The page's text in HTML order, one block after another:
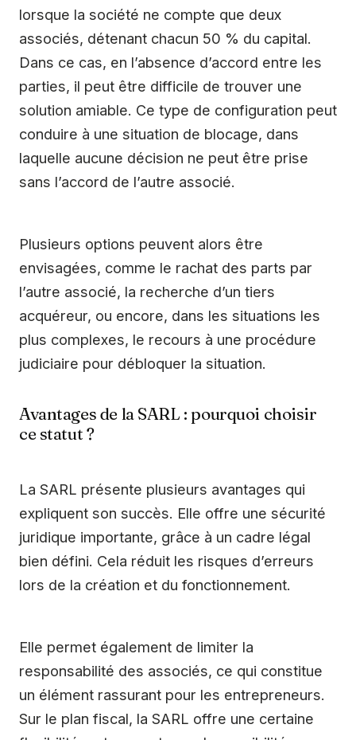
lorsque la société ne compte que deux
associés, détenant chacun 50 % du capital.
Dans ce cas, en l’absence d’accord entre les
parties, il peut être difficile de trouver une
solution amiable. Ce type de configuration peut
conduire à une situation de blocage, dans
laquelle aucune décision ne peut être prise
sans l’accord de l’autre associé.
Plusieurs options peuvent alors être
envisagées, comme le rachat des parts par
l’autre associé, la recherche d’un tiers
acquéreur, ou encore, dans les situations les
plus complexes, le recours à une procédure
judiciaire pour débloquer la situation.
Avantages de la SARL : pourquoi choisir
ce statut ?
La SARL présente plusieurs avantages qui
expliquent son succès. Elle offre une sécurité
juridique importante, grâce à un cadre légal
bien défini. Cela réduit les risques d’erreurs
lors de la création et du fonctionnement.
Elle permet également de limiter la
responsabilité des associés, ce qui constitue
un élément rassurant pour les entrepreneurs.
Sur le plan fiscal, la SARL offre une certaine